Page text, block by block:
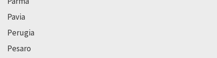
Pavia
Perugia
Pesaro